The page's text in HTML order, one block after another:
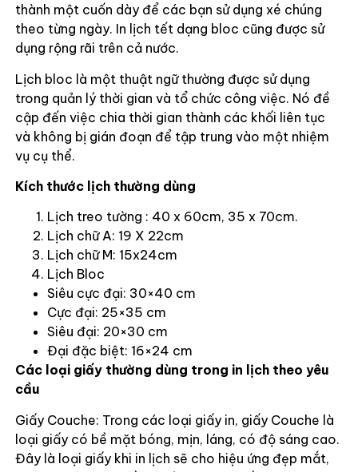
thành một cuốn dày để các bạn sử dụng xé chúng
theo từng ngày. In lịch tết dạng bloc cũng được sử
dụng rộng rãi trên cả nước.
Lịch bloc là một thuật ngữ thường được sử dụng
trong quản lý thời gian và tổ chức công việc. Nó đề
cập đến việc chia thời gian thành các khối liên tục
và không bị gián đoạn để tập trung vào một nhiệm
vụ cụ thể.
Kích thước lịch thường dùng
Lịch treo tường : 40 x 60cm, 35 x 70cm.
Lịch chữ A: 19 X 22cm
Lịch chữ M: 15x24cm
Lịch Bloc
Siêu cực đại: 30×40 cm
Cực đại: 25×35 cm
Siêu đại: 20×30 cm
Đại đặc biệt: 16×24 cm
Các loại giấy thường dùng trong in lịch theo yêu
cầu
Giấy Couche: Trong các loại giấy in, giấy Couche là
loại giấy có bề mặt bóng, mịn, láng, có độ sáng cao.
Đây là loại giấy khi in lịch sẽ cho hiệu ứng đẹp mắt,